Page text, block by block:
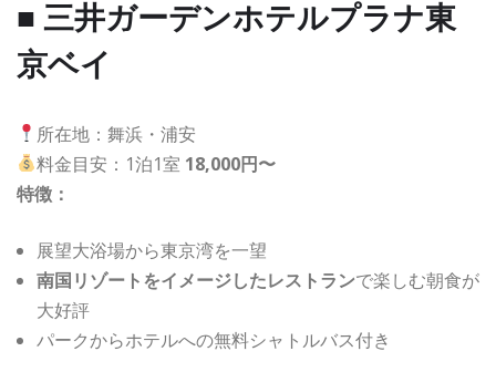
■ 三井ガーデンホテルプラナ東
京ベイ
所在地：舞浜・浦安
料金目安：1泊1室 18,000円〜
特徴：
展望大浴場から東京湾を一望
南国リゾートをイメージしたレストランで楽しむ朝食が
大好評
パークからホテルへの無料シャトルバス付き